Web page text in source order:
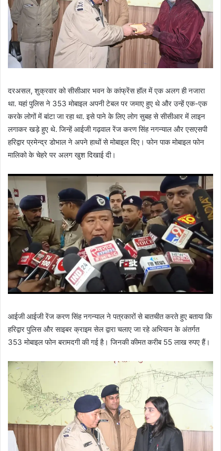
दरअसल, शुक्रवार को सीसीआर भवन के कांफ्रेंस हॉल में एक अलग ही नजारा
था. यहां पुलिस ने 353 मोबाइल अपनी टेबल पर जमाए हुए थे और उन्हें एक-एक
करके लोगों में बांटा जा रहा था. इसे पाने के लिए लोग सुबह से सीसीआर में लाइन
लगाकर खड़े हुए थे. जिन्हें आईजी गढ़वाल रेंज करण सिंह नगन्याल और एसएसपी
हरिद्वार प्रमेन्द्र डोभाल ने अपने हाथों से मोबाइल दिए। फोन पाक मोबाइल फोन
मालिको के चेहरे पर अलग खुश दिखाई दी।
आईजी आईजी रेंज करण सिंह नगन्याल ने पत्रकारों से बातचीत करते हुए बताया कि
हरिद्वार पुलिस और साइबर क्राइम सेल द्वारा चलाए जा रहे अभियान के अंतर्गत
353 मोबाइल फोन बरामदगी की गई है। जिनकी कीमत करीब 55 लाख रुपए हैं।